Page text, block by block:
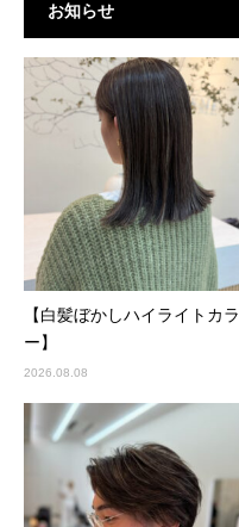
お知らせ
【白髪ぼかしハイライトカラ
ー】
2026.08.08